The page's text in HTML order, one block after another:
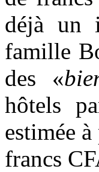
déjà un
famille
des «
hôtels
estimée
francs